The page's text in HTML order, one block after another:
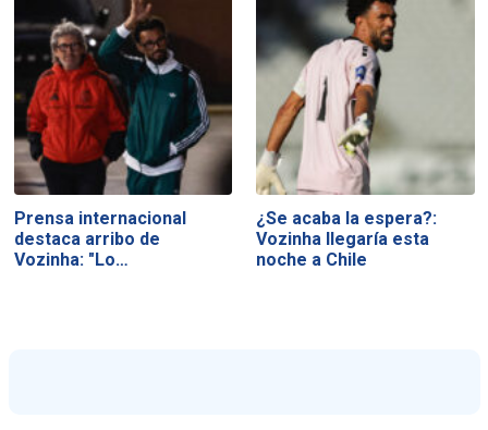
Prensa internacional
destaca arribo de
Vozinha: "Lo…
¿Se acaba la espera?:
Vozinha llegaría esta
noche a Chile